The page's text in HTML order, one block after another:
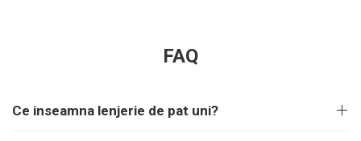
FAQ
Ce inseamna lenjerie de pat uni?